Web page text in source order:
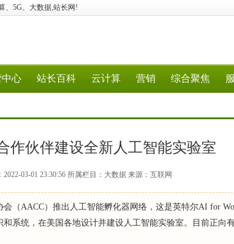
、5G、大数据,站长网!
心 站长百科 云计算 营销 综合聚焦
作伙伴建设全新人工智能实验室
2022-03-01 23:30:56 所属栏目：大数据 来源：互联网
（AACC）推出人工智能孵化器网络，这是英特尔AI for
系统，在美国各地设计并建设人工智能实验室。目前正向